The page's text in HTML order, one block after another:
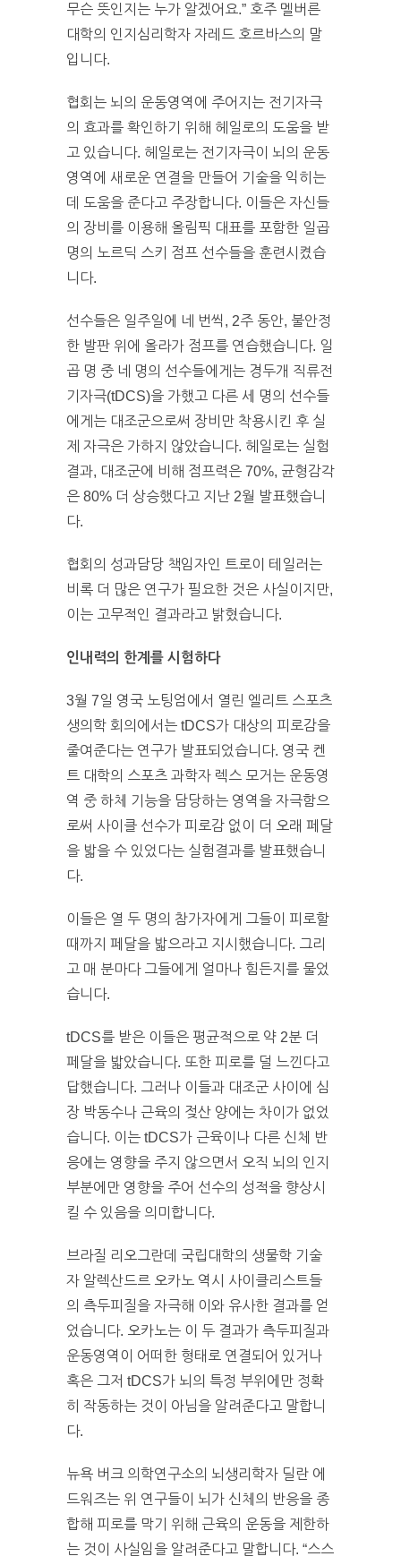
무슨 뜻인지는 누가 알겠어요.” 호주 멜버른
대학의 인지심리학자 자레드 호르바스의 말
입니다.
협회는 뇌의 운동영역에 주어지는 전기자극
의 효과를 확인하기 위해 헤일로의 도움을 받
고 있습니다. 헤일로는 전기자극이 뇌의 운동
영역에 새로운 연결을 만들어 기술을 익히는
데 도움을 준다고 주장합니다. 이들은 자신들
의 장비를 이용해 올림픽 대표를 포함한 일곱
명의 노르딕 스키 점프 선수들을 훈련시켰습
니다.
선수들은 일주일에 네 번씩, 2주 동안, 불안정
한 발판 위에 올라가 점프를 연습했습니다. 일
곱 명 중 네 명의 선수들에게는 경두개 직류전
기자극(tDCS)을 가했고 다른 세 명의 선수들
에게는 대조군으로써 장비만 착용시킨 후 실
제 자극은 가하지 않았습니다. 헤일로는 실험
결과, 대조군에 비해 점프력은 70%, 균형감각
은 80% 더 상승했다고 지난 2월 발표했습니
다.
협회의 성과담당 책임자인 트로이 테일러는
비록 더 많은 연구가 필요한 것은 사실이지만,
이는 고무적인 결과라고 밝혔습니다.
인내력의 한계를 시험하다
3월 7일 영국 노팅엄에서 열린 엘리트 스포츠
생의학 회의에서는 tDCS가 대상의 피로감을
줄여준다는 연구가 발표되었습니다. 영국 켄
트 대학의 스포츠 과학자 렉스 모거는 운동영
역 중 하체 기능을 담당하는 영역을 자극함으
로써 사이클 선수가 피로감 없이 더 오래 페달
을 밟을 수 있었다는 실험결과를 발표했습니
다.
이들은 열 두 명의 참가자에게 그들이 피로할
때까지 페달을 밟으라고 지시했습니다. 그리
고 매 분마다 그들에게 얼마나 힘든지를 물었
습니다.
tDCS를 받은 이들은 평균적으로 약 2분 더
페달을 밟았습니다. 또한 피로를 덜 느낀다고
답했습니다. 그러나 이들과 대조군 사이에 심
장 박동수나 근육의 젖산 양에는 차이가 없었
습니다. 이는 tDCS가 근육이나 다른 신체 반
응에는 영향을 주지 않으면서 오직 뇌의 인지
부분에만 영향을 주어 선수의 성적을 향상시
킬 수 있음을 의미합니다.
브라질 리오그란데 국립대학의 생물학 기술
자 알렉산드르 오카노 역시 사이클리스트들
의 측두피질을 자극해 이와 유사한 결과를 얻
었습니다. 오카노는 이 두 결과가 측두피질과
운동영역이 어떠한 형태로 연결되어 있거나
혹은 그저 tDCS가 뇌의 특정 부위에만 정확
히 작동하는 것이 아님을 알려준다고 말합니
다.
뉴욕 버크 의학연구소의 뇌생리학자 딜란 에
드워즈는 위 연구들이 뇌가 신체의 반응을 종
합해 피로를 막기 위해 근육의 운동을 제한하
는 것이 사실임을 알려준다고 말합니다. “스스